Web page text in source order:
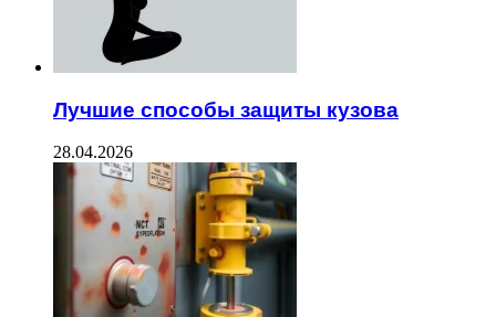
Лучшие способы защиты кузова
28.04.2026